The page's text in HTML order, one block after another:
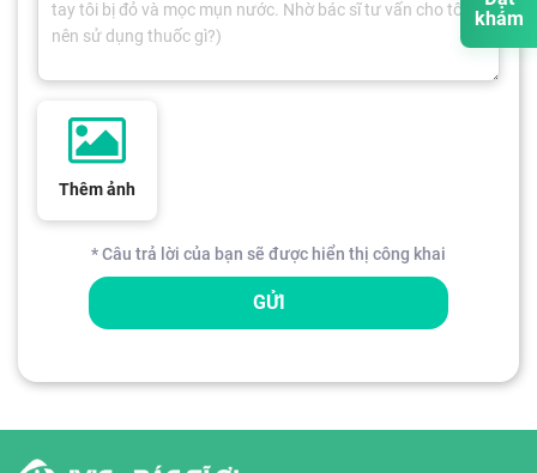
khám
Thêm ảnh
* Câu trả lời của bạn sẽ được hiển thị công khai
GỬI